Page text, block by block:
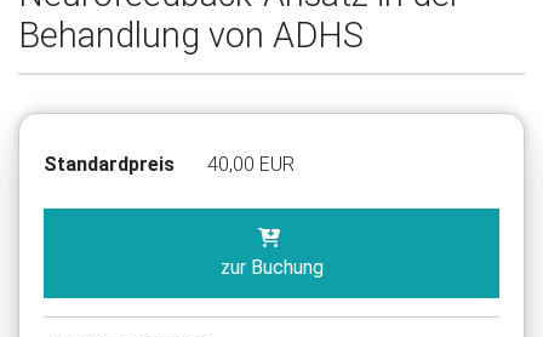
Behandlung von ADHS
Standardpreis 40,00 EUR
zur Buchung